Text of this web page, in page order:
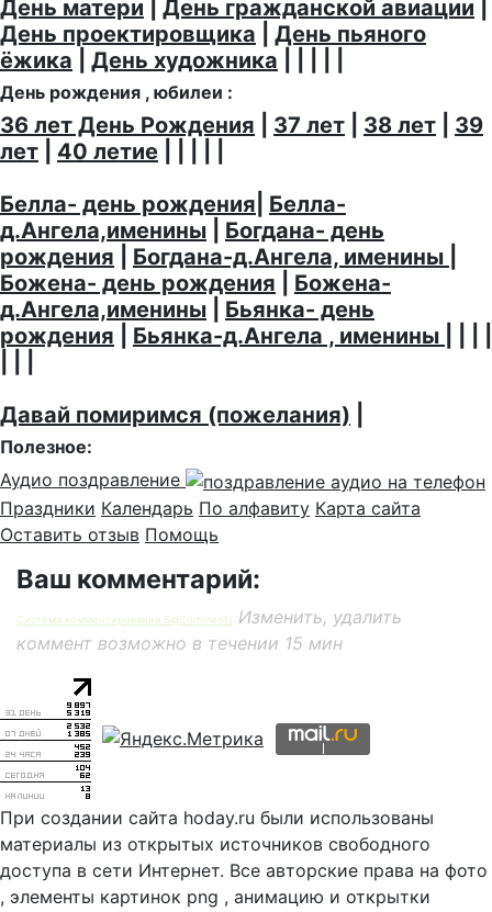
День матери
День гражданской авиации
День проектировщика
День пьяного
ёжика
День художника
День рождения , юбилеи :
36 лет День Рождения 37 лет 38 лет
39
лет
40 летие
Белла- день рождения Белла-
д.Ангела,именины
Богдана- день
рождения
Богдана-д.Ангела, именины
Божена- день рождения
Божена-
д.Ангела,именины
Бьянка- день
рождения
Бьянка-д.Ангела , именины
Давай помиримся (пожелания)
Полезное:
Аудио поздравление
Праздники Календарь По алфавиту Карта сайта
Оставить отзыв Помощь
Ваш комментарий:
Система комментирования SigComments
Изменить, удалить
коммент возможно в течении 15 мин
При создании сайта hoday.ru были использованы
материалы из открытых источников свободного
доступа в сети Интернет. Все авторские права на фото
, элементы картинок png , анимацию и открытки